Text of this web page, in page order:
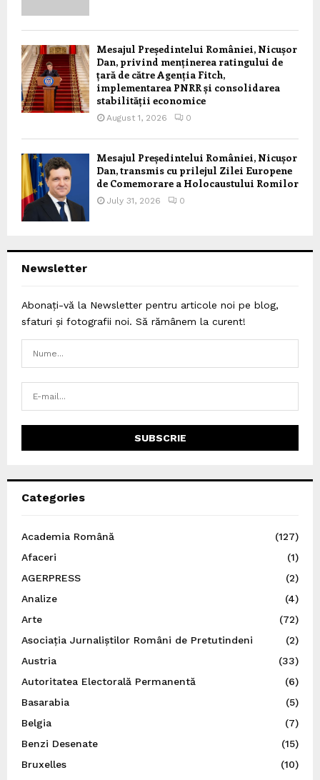
Mesajul Președintelui României, Nicușor
Dan, privind menținerea ratingului de
țară de către Agenția Fitch,
implementarea PNRR și consolidarea
stabilității economice
August 1, 2026 0
Mesajul Președintelui României, Nicușor
Dan, transmis cu prilejul Zilei Europene
de Comemorare a Holocaustului Romilor
July 31, 2026 0
Newsletter
Abonați-vă la Newsletter pentru articole noi pe blog,
sfaturi și fotografii noi. Să rămânem la curent!
Categories
Academia Română
(127)
Afaceri
(1)
AGERPRESS
(2)
Analize
(4)
Arte
(72)
Asociația Jurnaliștilor Români de Pretutindeni
(2)
Austria
(33)
Autoritatea Electorală Permanentă
(6)
Basarabia
(5)
Belgia
(7)
Benzi Desenate
(15)
Bruxelles
(10)